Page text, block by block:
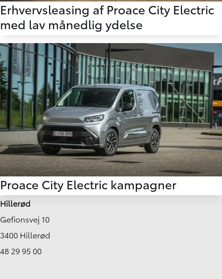
Erhvervsleasing af Proace City Electric
med lav månedlig ydelse
Proace City Electric kampagner
Hillerød
Gefionsvej 10
3400 Hillerød
48 29 95 00